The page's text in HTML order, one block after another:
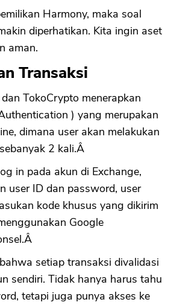
Harmony, maka soal
diperhatikan. Kita ingin aset
aman.
Transaksi
TokoCrypto menerapkan
) yang merupakan
dimana user akan melakukan
2 kali.Â
in pada akun di Exchange,
user ID dan password, user
kode khusus yang dikirim
Google
setiap transaksi divalidasi
sendiri. Tidak hanya harus tahu
tetapi juga punya akses ke